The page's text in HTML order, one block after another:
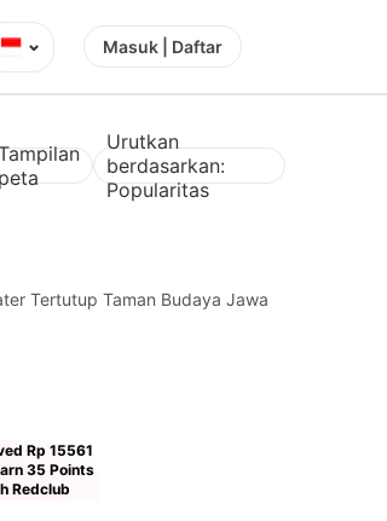
⌄ Masuk | Daftar
peta
Urutkan
berdasarkan:
Popularitas
Tertutup Taman Budaya Jawa
Rp 15561
35 Points
Redclub